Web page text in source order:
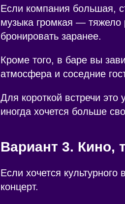
Если компания большая,
музыка громкая — тяжело
бронировать заранее.
Кроме того, в баре вы
атмосфера и соседние
Для короткой встречи
иногда хочется больше
Вариант 3. Кино,
Если хочется
концерт.